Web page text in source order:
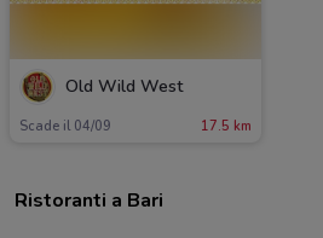
Old Wild West
Scade il 04/09 17.5 km
Ristoranti a Bari